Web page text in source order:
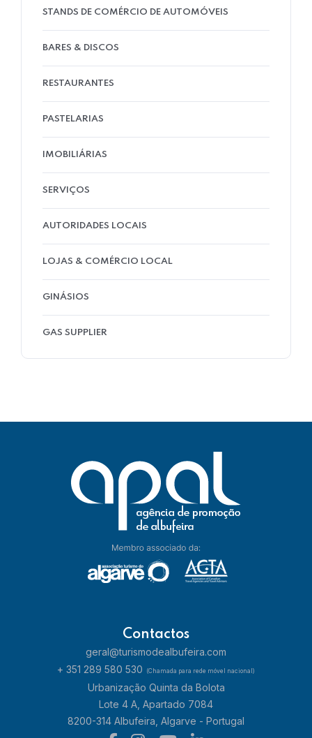
STANDS DE COMÉRCIO DE AUTOMÓVEIS
BARES & DISCOS
RESTAURANTES
PASTELARIAS
IMOBILIÁRIAS
SERVIÇOS
AUTORIDADES LOCAIS
LOJAS & COMÉRCIO LOCAL
GINÁSIOS
GAS SUPPLIER
Contactos
geral@turismodealbufeira.com
+ 351 289 580 530
(Chamada para rede móvel nacional)
Urbanização Quinta da Bolota
Lote 4 A, Apartado 7084
8200-314 Albufeira, Algarve - Portugal